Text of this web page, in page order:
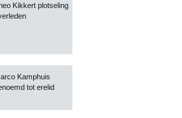
Kikkert plotseling
Kamphuis
tot erelid